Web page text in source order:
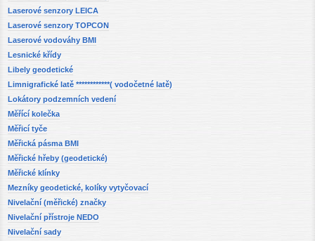
Laserové senzory LEICA
Laserové senzory TOPCON
Laserové vodováhy BMI
Lesnické křídy
Libely geodetické
Limnigrafické latě ************( vodočetné latě)
Lokátory podzemních vedení
Měřící kolečka
Měřicí tyče
Měřická pásma BMI
Měřické hřeby (geodetické)
Měřické klínky
Mezníky geodetické, kolíky vytyčovací
Nivelační (měřické) značky
Nivelační přístroje NEDO
Nivelační sady